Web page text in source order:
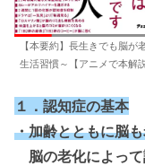
【本要約】長生きでも脳
生活習慣～【アニメで本解説
１．認知症の基本
・加齢とともに脳
脳の老化によっ